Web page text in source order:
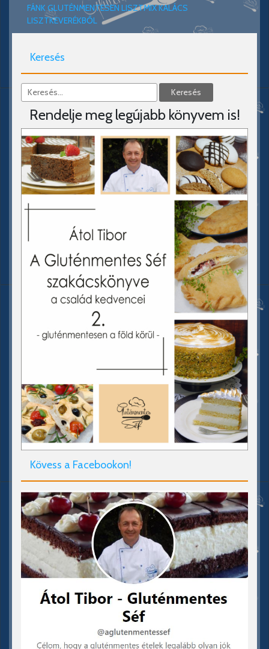
FÁNK GLUTÉNMENTESEN LISZTMIX KALÁCS
LISZTKEVERÉKBŐL
Keresés
Rendelje meg legújabb könyvem is!
Kövess a Facebookon!